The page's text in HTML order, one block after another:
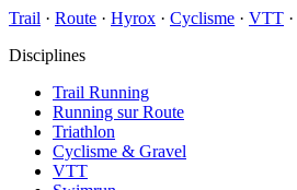
Trail · Route · Hyrox · Cyclisme · VTT ·
Disciplines
Trail Running
Running sur Route
Triathlon
Cyclisme & Gravel
VTT